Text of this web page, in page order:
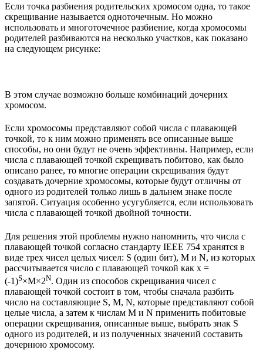
Если точка разбиения родительских хромосом одна, то такое
скрещивание называется одноточечным. Но можно
использовать и многоточечное разбиение, когда хромосомы
родителей разбиваются на несколько участков, как показано
на следующем рисунке:
В этом случае возможно больше комбинаций дочерних
хромосом.
Если хромосомы представляют собой числа с плавающей
точкой, то к ним можно применять все описанные выше
способы, но они будут не очень эффективны. Например, если
числа с плавающей точкой скрещивать побитово, как было
описано ранее, то многие операции скрещивания будут
создавать дочерние хромосомы, которые будут отличны от
одного из родителей только лишь в дальнем знаке после
запятой. Ситуация особенно усугубляется, если использовать
числа с плавающей точкой двойной точности.
Для решения этой проблемы нужно напомнить, что числа с
плавающей точкой согласно стандарту IEEE 754 хранятся в
виде трех чисел целых чисел: S (один бит), M и N, из которых
рассчитывается число с плавающей точкой как x =
(-1)S×M×2N. Один из способов скрещивания чисел с
плавающей точкой состоит в том, чтобы сначала разбить
число на составляющие S, M, N, которые представляют собой
целые числа, а затем к числам M и N применить побитовые
операции скрещивания, описанные выше, выбрать знак S
одного из родителей, и из полученных значений составить
дочернюю хромосому.